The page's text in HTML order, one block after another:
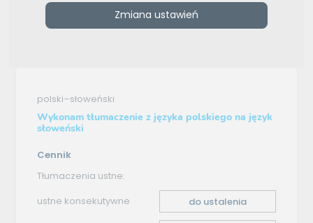
Zmiana ustawień
tłumaczenia - polski–słoweński
polski–słoweński
Wykonam tłumaczenie z języka polskiego na język
słoweński
Cennik
Tłumaczenia ustne:
ustne konsekutywne
do ustalenia